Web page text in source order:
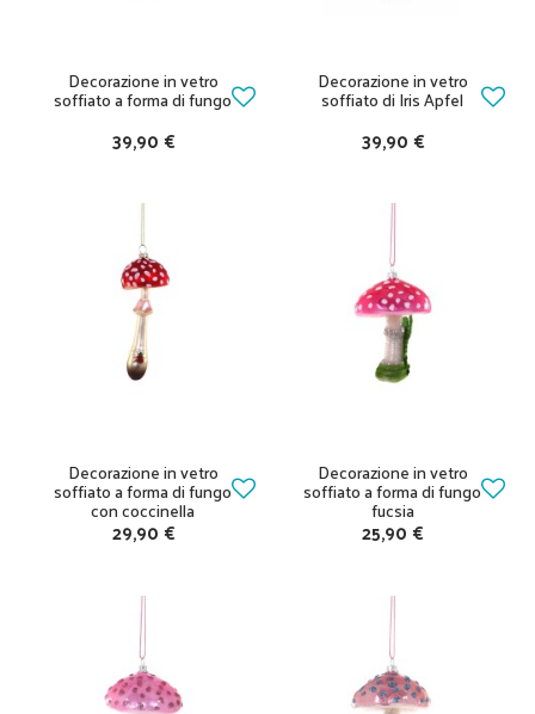
Decorazione in vetro
soffiato a forma di fungo
39,90 €
Decorazione in vetro
soffiato di Iris Apfel
39,90 €
Decorazione in vetro
soffiato a forma di fungo
con coccinella
29,90 €
Decorazione in vetro
soffiato a forma di fungo
fucsia
25,90 €